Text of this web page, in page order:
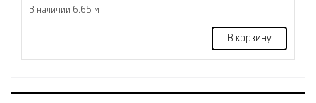
В наличии 6.65 м
В корзину